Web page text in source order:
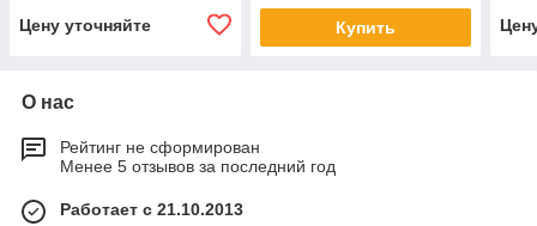
Цену уточняйте Купить
О нас
Рейтинг не сформирован
Менее 5 отзывов за последний год
Работает с 21.10.2013